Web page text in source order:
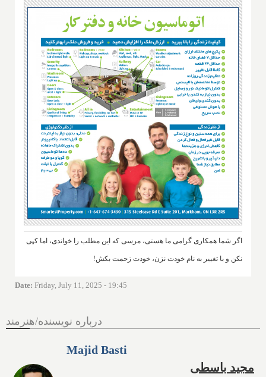
اگر شما همکاری گرامی ما هستی، مرسی که این مطلب را خواندی، اما کپی
نکن و با تغییر به نام خودت نزن، خودت زحمت بکش!
Date: Friday, July 11, 2025 - 19:45
درباره نویسنده/هنرمند
Majid Basti
مجید باسطی